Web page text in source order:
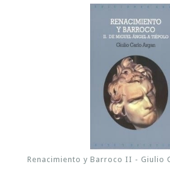
Renacimiento y Barroco II - Giulio